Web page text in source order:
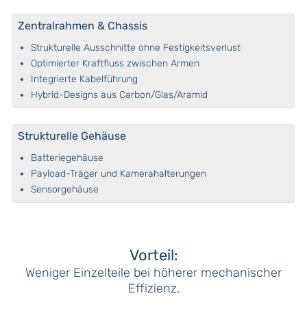
Zentralrahmen & Chassis
Strukturelle Ausschnitte ohne Festigkeitsverlust
Optimierter Kraftfluss zwischen Armen
Integrierte Kabelführung
Hybrid-Designs aus Carbon/Glas/Aramid
Strukturelle Gehäuse
Batteriegehäuse
Payload-Träger und Kamerahalterungen
Sensorgehäuse
Vorteil:
Weniger Einzelteile bei höherer mechanischer
Effizienz.